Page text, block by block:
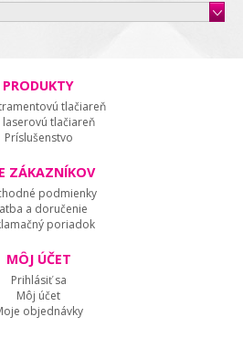
PRODUKTY
tlačiareň
laserovú tlačiareň
Príslušenstvo
ZÁKAZNÍKOV
podmienky
a doručenie
poriadok
MÔJ ÚČET
Prihlásiť sa
Môj účet
objednávky